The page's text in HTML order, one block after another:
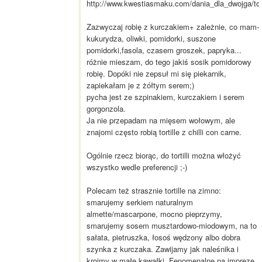
http://www.kwestiasmaku.com/dania_dla_dwojga/
Zazwyczaj robię z kurczakiem+ zależnie, co mam-
kukurydza, oliwki, pomidorki, suszone
pomidorki,fasola, czasem groszek, papryka...
różnie mieszam, do tego jakiś sosik pomidorowy
robię. Dopóki nie zepsuł mi się piekarnik,
zapiekałam je z żółtym serem;)
pycha jest ze szpinakiem, kurczakiem i serem
gorgonzola.
Ja nie przepadam na mięsem wołowym, ale
znajomi często robią tortille z chilli con carne.
Ogólnie rzecz biorąc, do tortilli można włożyć
wszystko wedle preferencji ;-)
Polecam też strasznie tortille na zimno:
smarujemy serkiem naturalnym
almette/mascarpone, mocno pieprzymy,
smarujemy sosem musztardowo-miodowym, na to
sałata, pietruszka, łosoś wędzony albo dobra
szynka z kurczaka. Zawijamy jak naleśnika i